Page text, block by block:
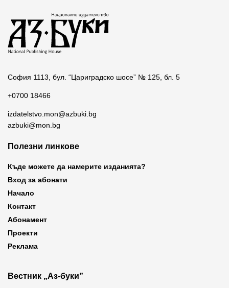
София 1113, бул. “Цариградско шосе” № 125, бл. 5
+0700 18466
izdatelstvo.mon@azbuki.bg
azbuki@mon.bg
Полезни линкове
Къде можете да намерите изданията?
Вход за абонати
Начало
Контакт
Абонамент
Проекти
Реклама
Вестник „Аз-буки”